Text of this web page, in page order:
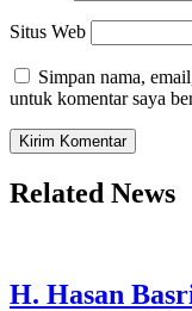
Situs Web
Simpan nama,
untuk komentar saya
Related News
H. Hasan